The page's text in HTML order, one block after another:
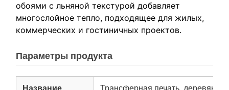
обоями с льняной текстурой добавляет
многослойное тепло, подходящее для жилых,
коммерческих и гостиничных проектов.
Параметры продукта
Название Трансферная печать,